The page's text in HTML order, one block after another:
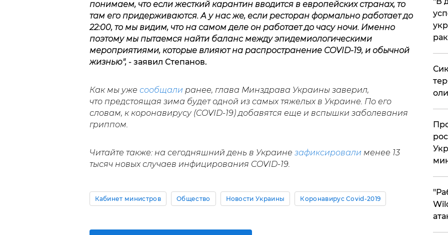
понимаем, что если жесткий карантин вводится в европейских странах, то
там его придерживаются. А у нас же, если ресторан формально работает до
22:00, то мы видим, что на самом деле он работает до часу ночи. Именно
поэтому мы пытаемся найти баланс междуэпидемиологическими
мероприятиями, которые влияют на распространение COVID-19, и обычной
жизнью",- заявил Степанов.
Как мы уже сообщали ранее, глава Минздрава Украины заверил,
что предстоящая зима будет одной из самых тяжелых в Украине. По его
словам, к коронавирусу (COVID-19) добавятся еще и вспышки заболевания
гриппом.
Читайте также: на сегодняшний день в Украине зафиксировали менее 13
тысяч новых случаев инфицирования COVID-19.
Кабинет министров Общество Новости Украины Коронавирус Covid-2019